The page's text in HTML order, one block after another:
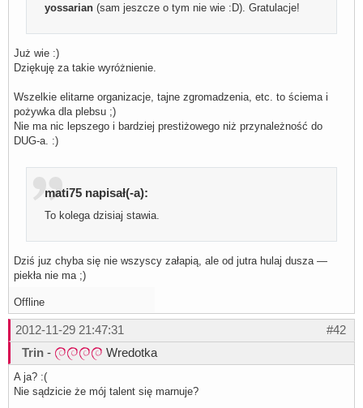
yossarian (sam jeszcze o tym nie wie :D). Gratulacje!
Już wie :)
Dziękuję za takie wyróżnienie.
Wszelkie elitarne organizacje, tajne zgromadzenia, etc. to ściema i
pożywka dla plebsu ;)
Nie ma nic lepszego i bardziej prestiżowego niż przynależność do
DUG-a. :)
mati75 napisał(-a):
To kolega dzisiaj stawia.
Dziś juz chyba się nie wszyscy załapią, ale od jutra hulaj dusza —
piekła nie ma ;)
Offline
#42
2012-11-29 21:47:31
Trin - Wredotka
A ja? :(
Nie sądzicie że mój talent się marnuje?